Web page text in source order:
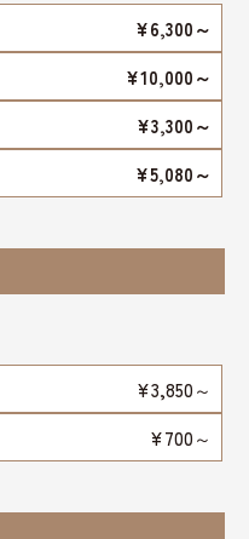
¥6,300～
¥10,000～
¥3,300～
¥5,080～
¥3,850～
¥700～